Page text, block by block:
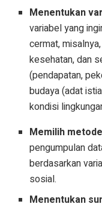
Menentukan
variabel yang
cermat,
kesehatan, dan
(pendapatan,
budaya (adat
kondisi
Memilih
pengumpulan
berdasarkan
sosial.
Menentukan